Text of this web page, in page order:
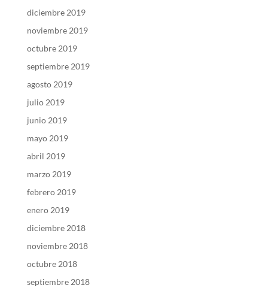
diciembre 2019
noviembre 2019
octubre 2019
septiembre 2019
agosto 2019
julio 2019
junio 2019
mayo 2019
abril 2019
marzo 2019
febrero 2019
enero 2019
diciembre 2018
noviembre 2018
octubre 2018
septiembre 2018